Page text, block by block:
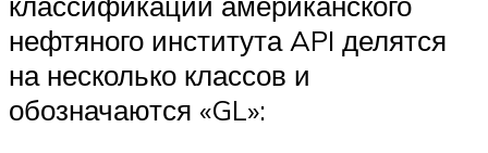
нефтяного института API делятся
на несколько классов и
обозначаются «GL»: